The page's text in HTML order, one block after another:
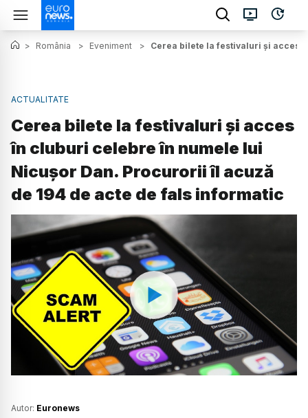
> România > Eveniment > Cerea bilete la festivaluri și acces
ACTUALITATE
Cerea bilete la festivaluri și acces
în cluburi celebre în numele lui
Nicușor Dan. Procurorii îl acuză
de 194 de acte de fals informatic
Watch
Autor: Euronews